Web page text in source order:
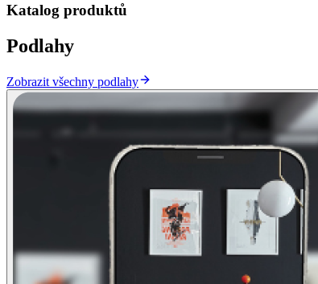
Katalog produktů
Podlahy
Zobrazit všechny podlahy